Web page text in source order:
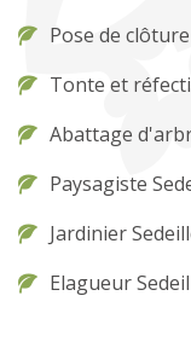
Pose de
Tonte et
Abattage
Paysagiste
Jardinier
Elagueur